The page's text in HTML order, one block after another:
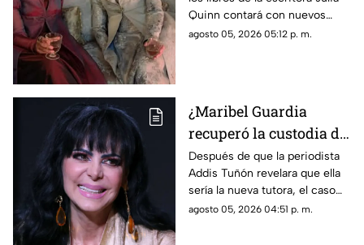
la nueva serie?
Quinn contará con nuevos
protagonistas en un nuevo
agosto 05, 2026 05:12 p. m.
¿Maribel Guardia
recuperó la custodia de
su nieto? Revelan
nuevas actualizaciones
del caso
Después de que la periodista
Addis Tuñón revelara que ella
sería la nueva tutora, el caso
vuelve a dar un giro a favor de
agosto 05, 2026 04:51 p. m.